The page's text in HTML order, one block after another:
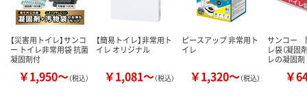
【災害用トイレ】サンコ
ー トイレ非常用袋 抗菌
凝固剤付
￥1,950～（税込）
【簡易トイレ】非常用ト
イレ オリジナル
￥1,081～（税込）
ピースアップ 非常用ト
イレ
￥1,320～（税込）
サンコー
レ袋（凝固
レの凝固剤
￥